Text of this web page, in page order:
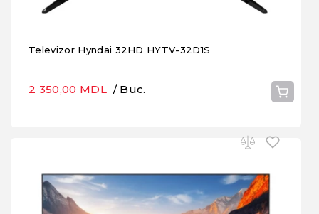
Televizor Hyndai 32HD HYTV-32D1S
2 350,00 MDL / Buc.